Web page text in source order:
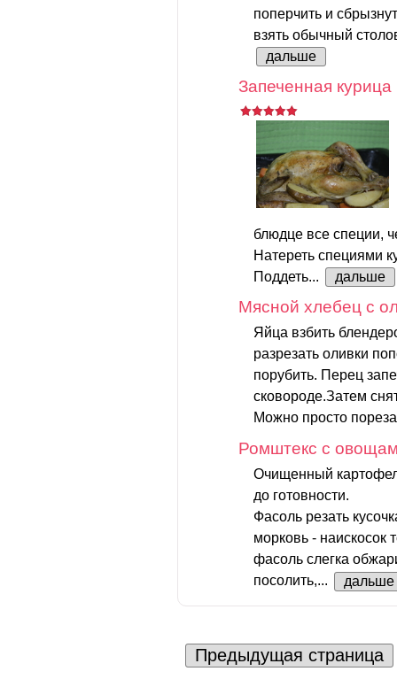
поперчить и
взять обычный
дальше
Запеченная
блюдце все специи,
Натереть специями
Поддеть...
дальше
Мясной хлебец с
Яйца взбить
разрезать оливки
порубить. Перец
сковороде.Затем
Можно просто
Ромштекс с
Очищенный
до готовности.
Фасоль резать
морковь - наискосок
фасоль слегка
посолить,...
дальше
Предыдущая страница